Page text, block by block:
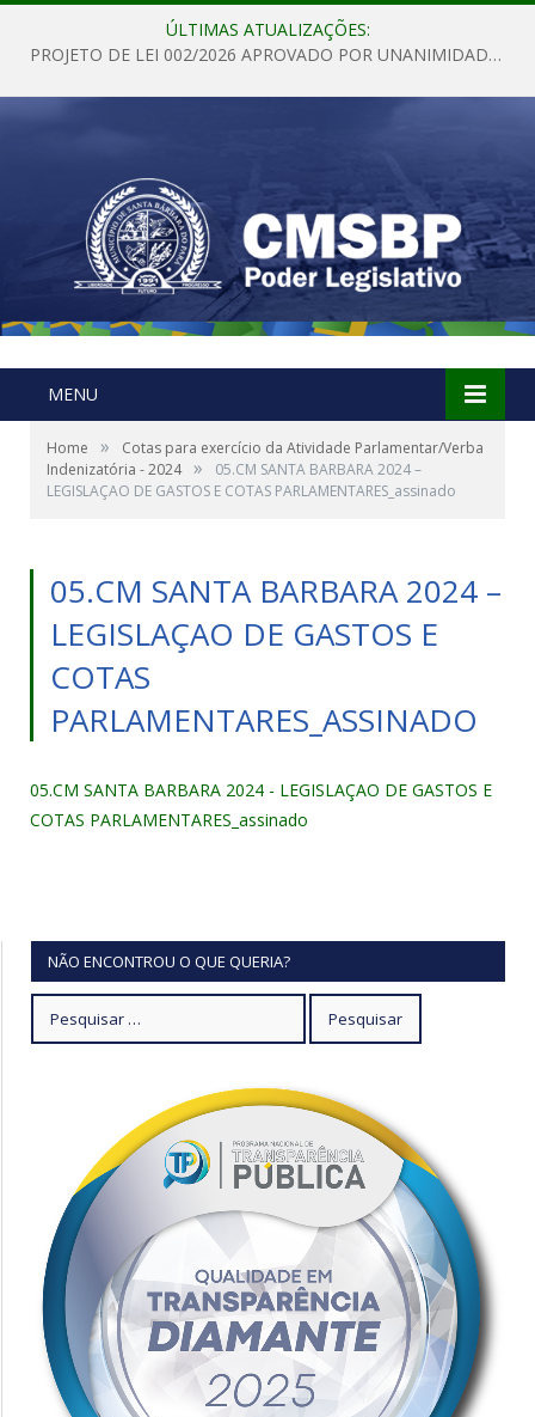
ÚLTIMAS ATUALIZAÇÕES:
PROJETO DE LEI 002/2026 APROVADO POR UNANIMIDADE EM SESSÃO ORDINÁRIA NESTA QUINTA – FEIRA 28 DE MAIO DE 2026
MENU
Home »
Cotas para exercício da Atividade Parlamentar/Verba
Indenizatória - 2024 »
05.CM SANTA BARBARA 2024 –
LEGISLAÇAO DE GASTOS E COTAS PARLAMENTARES_assinado
05.CM SANTA BARBARA 2024 –
LEGISLAÇAO DE GASTOS E
COTAS
PARLAMENTARES_ASSINADO
05.CM SANTA BARBARA 2024 - LEGISLAÇAO DE GASTOS E
COTAS PARLAMENTARES_assinado
NÃO ENCONTROU O QUE QUERIA?